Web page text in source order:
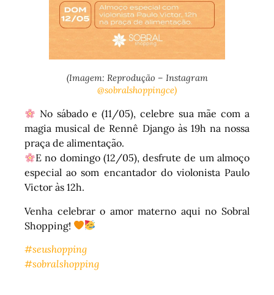
(Imagem: Reprodução – Instagram
@sobralshoppingce)
No sábado e (11/05), celebre sua mãe com a
magia musical de Rennê Django às 19h na nossa
praça de alimentação.
E no domingo (12/05), desfrute de um almoço
especial ao som encantador do violonista Paulo
Victor às 12h.
Venha celebrar o amor materno aqui no Sobral
Shopping!
#seushopping
#sobralshopping